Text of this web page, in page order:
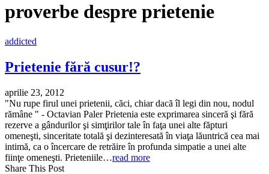
proverbe despre prietenie
addicted
Prietenie fără cusur!?
aprilie 23, 2012
"Nu rupe firul unei prietenii, căci, chiar dacă îl legi din nou, nodul
rămâne " - Octavian Paler Prietenia este exprimarea sinceră şi fără
rezerve a gândurilor şi simţirilor tale în faţa unei alte făpturi
omeneşti, sinceritate totală şi dezinteresată în viaţa lăuntrică cea mai
intimă, ca o încercare de retrăire în profunda simpatie a unei alte
fiinţe omeneşti. Prieteniile…read more
Share This Post